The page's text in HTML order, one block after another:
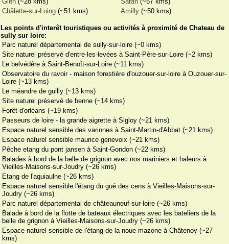
Châlette-sur-Loing (~51 kms) Amilly (~50 kms)
Les points d'interêt touristiques ou activités à proximité de Chateau de
sully sur loire:
Parc naturel départemental de sully-sur-loire (~0 kms)
Site naturel préservé d'entre-les-levées à Saint-Père-sur-Loire (~2 kms)
Le belvédère à Saint-Benoît-sur-Loire (~11 kms)
Observatoire du ravoir - maison forestière d'ouzouer-sur-loire à Ouzouer-sur-
Loire (~13 kms)
Le méandre de guilly (~13 kms)
Site naturel préservé de benne (~14 kms)
Forêt d'orléans (~19 kms)
Passeurs de loire - la grande aigrette à Sigloy (~21 kms)
Espace naturel sensible des varinnes à Saint-Martin-d'Abbat (~21 kms)
Espace naturel sensible maurice genevoix (~21 kms)
Pêche etang du pont jansen à Saint-Gondon (~22 kms)
Balades à bord de la belle de grignon avec nos mariniers et haleurs à
Vieilles-Maisons-sur-Joudry (~26 kms)
Etang de l'aquiaulne (~26 kms)
Espace naturel sensible l'étang du gué des cens à Vieilles-Maisons-sur-
Joudry (~26 kms)
Parc naturel départemental de châteauneuf-sur-loire (~26 kms)
Balade à bord de la flotte de bateaux électriques avec les bateliers de la
belle de grignon à Vieilles-Maisons-sur-Joudry (~26 kms)
Espace naturel sensible de l'étang de la noue mazone à Châtenoy (~27
kms)